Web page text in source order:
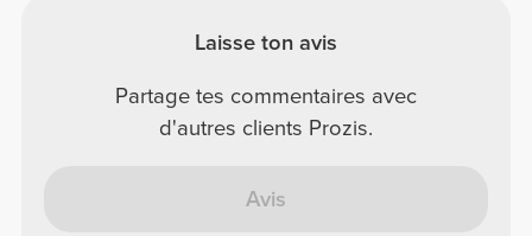
Laisse ton avis
Partage tes commentaires avec
d'autres clients Prozis.
Avis